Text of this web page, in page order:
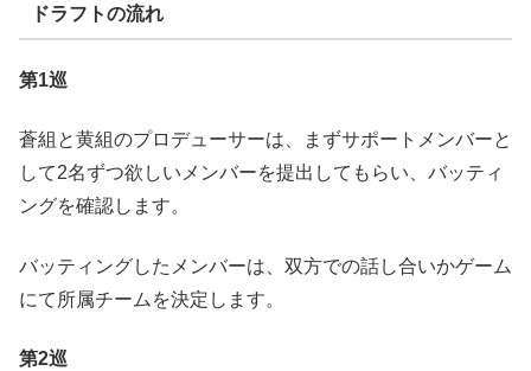
ドラフトの流れ
第1巡
蒼組と黄組のプロデューサーは、まずサポートメンバーと
して2名ずつ欲しいメンバーを提出してもらい、バッティ
ングを確認します。
バッティングしたメンバーは、双方での話し合いかゲーム
にて所属チームを決定します。
第2巡